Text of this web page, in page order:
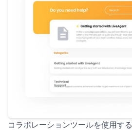
コラボレーションツールを使用する